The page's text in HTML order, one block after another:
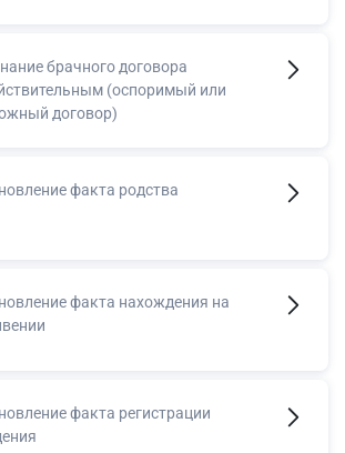
брачного договора
(оспоримый или
договор)
факта родства
факта нахождения на
факта регистрации